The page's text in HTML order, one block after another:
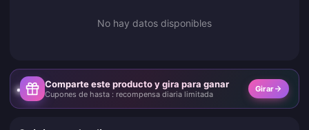
No hay datos disponibles
Comparte este producto y gira para ganar
Cupones de hasta : recompensa diaria limitada
Girar